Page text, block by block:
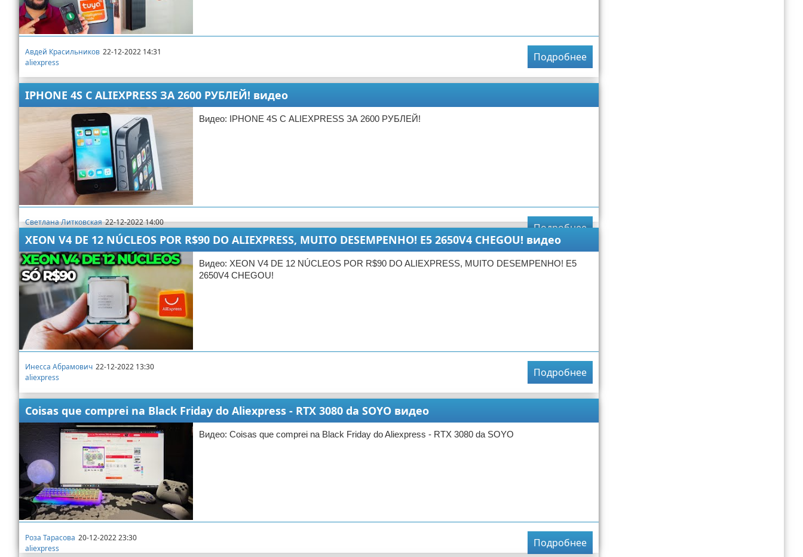
Авдей Красильников 22-12-2022 14:31
aliexpress
Подробнее
IPHONE 4S С ALIEXPRESS ЗА 2600 РУБЛЕЙ! видео
Видео: IPHONE 4S С ALIEXPRESS ЗА 2600 РУБЛЕЙ!
Светлана Литковская 22-12-2022 14:00
Подробнее
XEON V4 DE 12 NÚCLEOS POR R$90 DO ALIEXPRESS, MUITO DESEMPENHO! E5 2650V4 CHEGOU! видео
Видео: XEON V4 DE 12 NÚCLEOS POR R$90 DO ALIEXPRESS, MUITO DESEMPENHO! E5
2650V4 CHEGOU!
Инесса Абрамович 22-12-2022 13:30
aliexpress
Подробнее
Coisas que comprei na Black Friday do Aliexpress - RTX 3080 da SOYO видео
Видео: Coisas que comprei na Black Friday do Aliexpress - RTX 3080 da SOYO
Роза Тарасова 20-12-2022 23:30
aliexpress
Подробнее